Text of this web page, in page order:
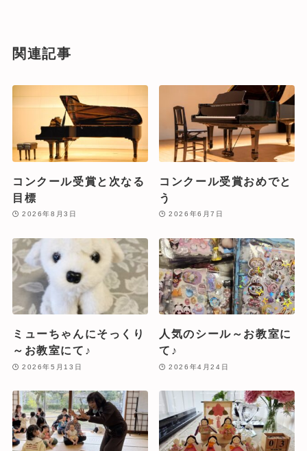
関連記事
コンクール受賞と次なる
目標
2026年8月3日
コンクール受賞おめでと
う
2026年6月7日
ミューちゃんにそっくり
～お教室にて♪
2026年5月13日
人気のシール～お教室に
て♪
2026年4月24日